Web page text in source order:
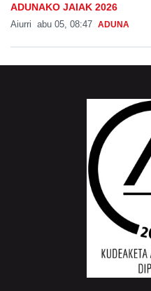
ADUNAKO JAIAK 2026
Aiurri abu 05, 08:47 ADUNA